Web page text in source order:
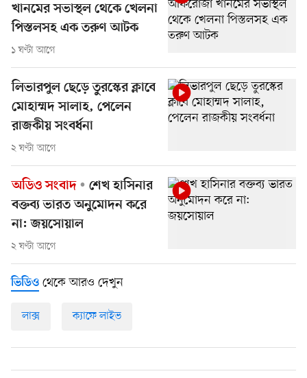
খানমের সভাস্থল থেকে খেলনা
পিস্তলসহ এক তরুণ আটক
১ ঘণ্টা আগে
লিভারপুল ছেড়ে তুরস্কের ক্লাবে
মোহাম্মদ সালাহ, পেলেন
রাজকীয় সংবর্ধনা
২ ঘণ্টা আগে
অডিও সংবাদ
শেখ হাসিনার
বক্তব্য ভারত অনুমোদন করে
না: জয়সোয়াল
২ ঘণ্টা আগে
ভিডিও থেকে আরও দেখুন
লাক্স ক্যাফে লাইভ